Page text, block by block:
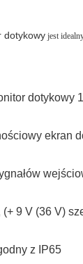
dotykowy jest
dotykowy
ekran
9 V (36 V)
z IP65